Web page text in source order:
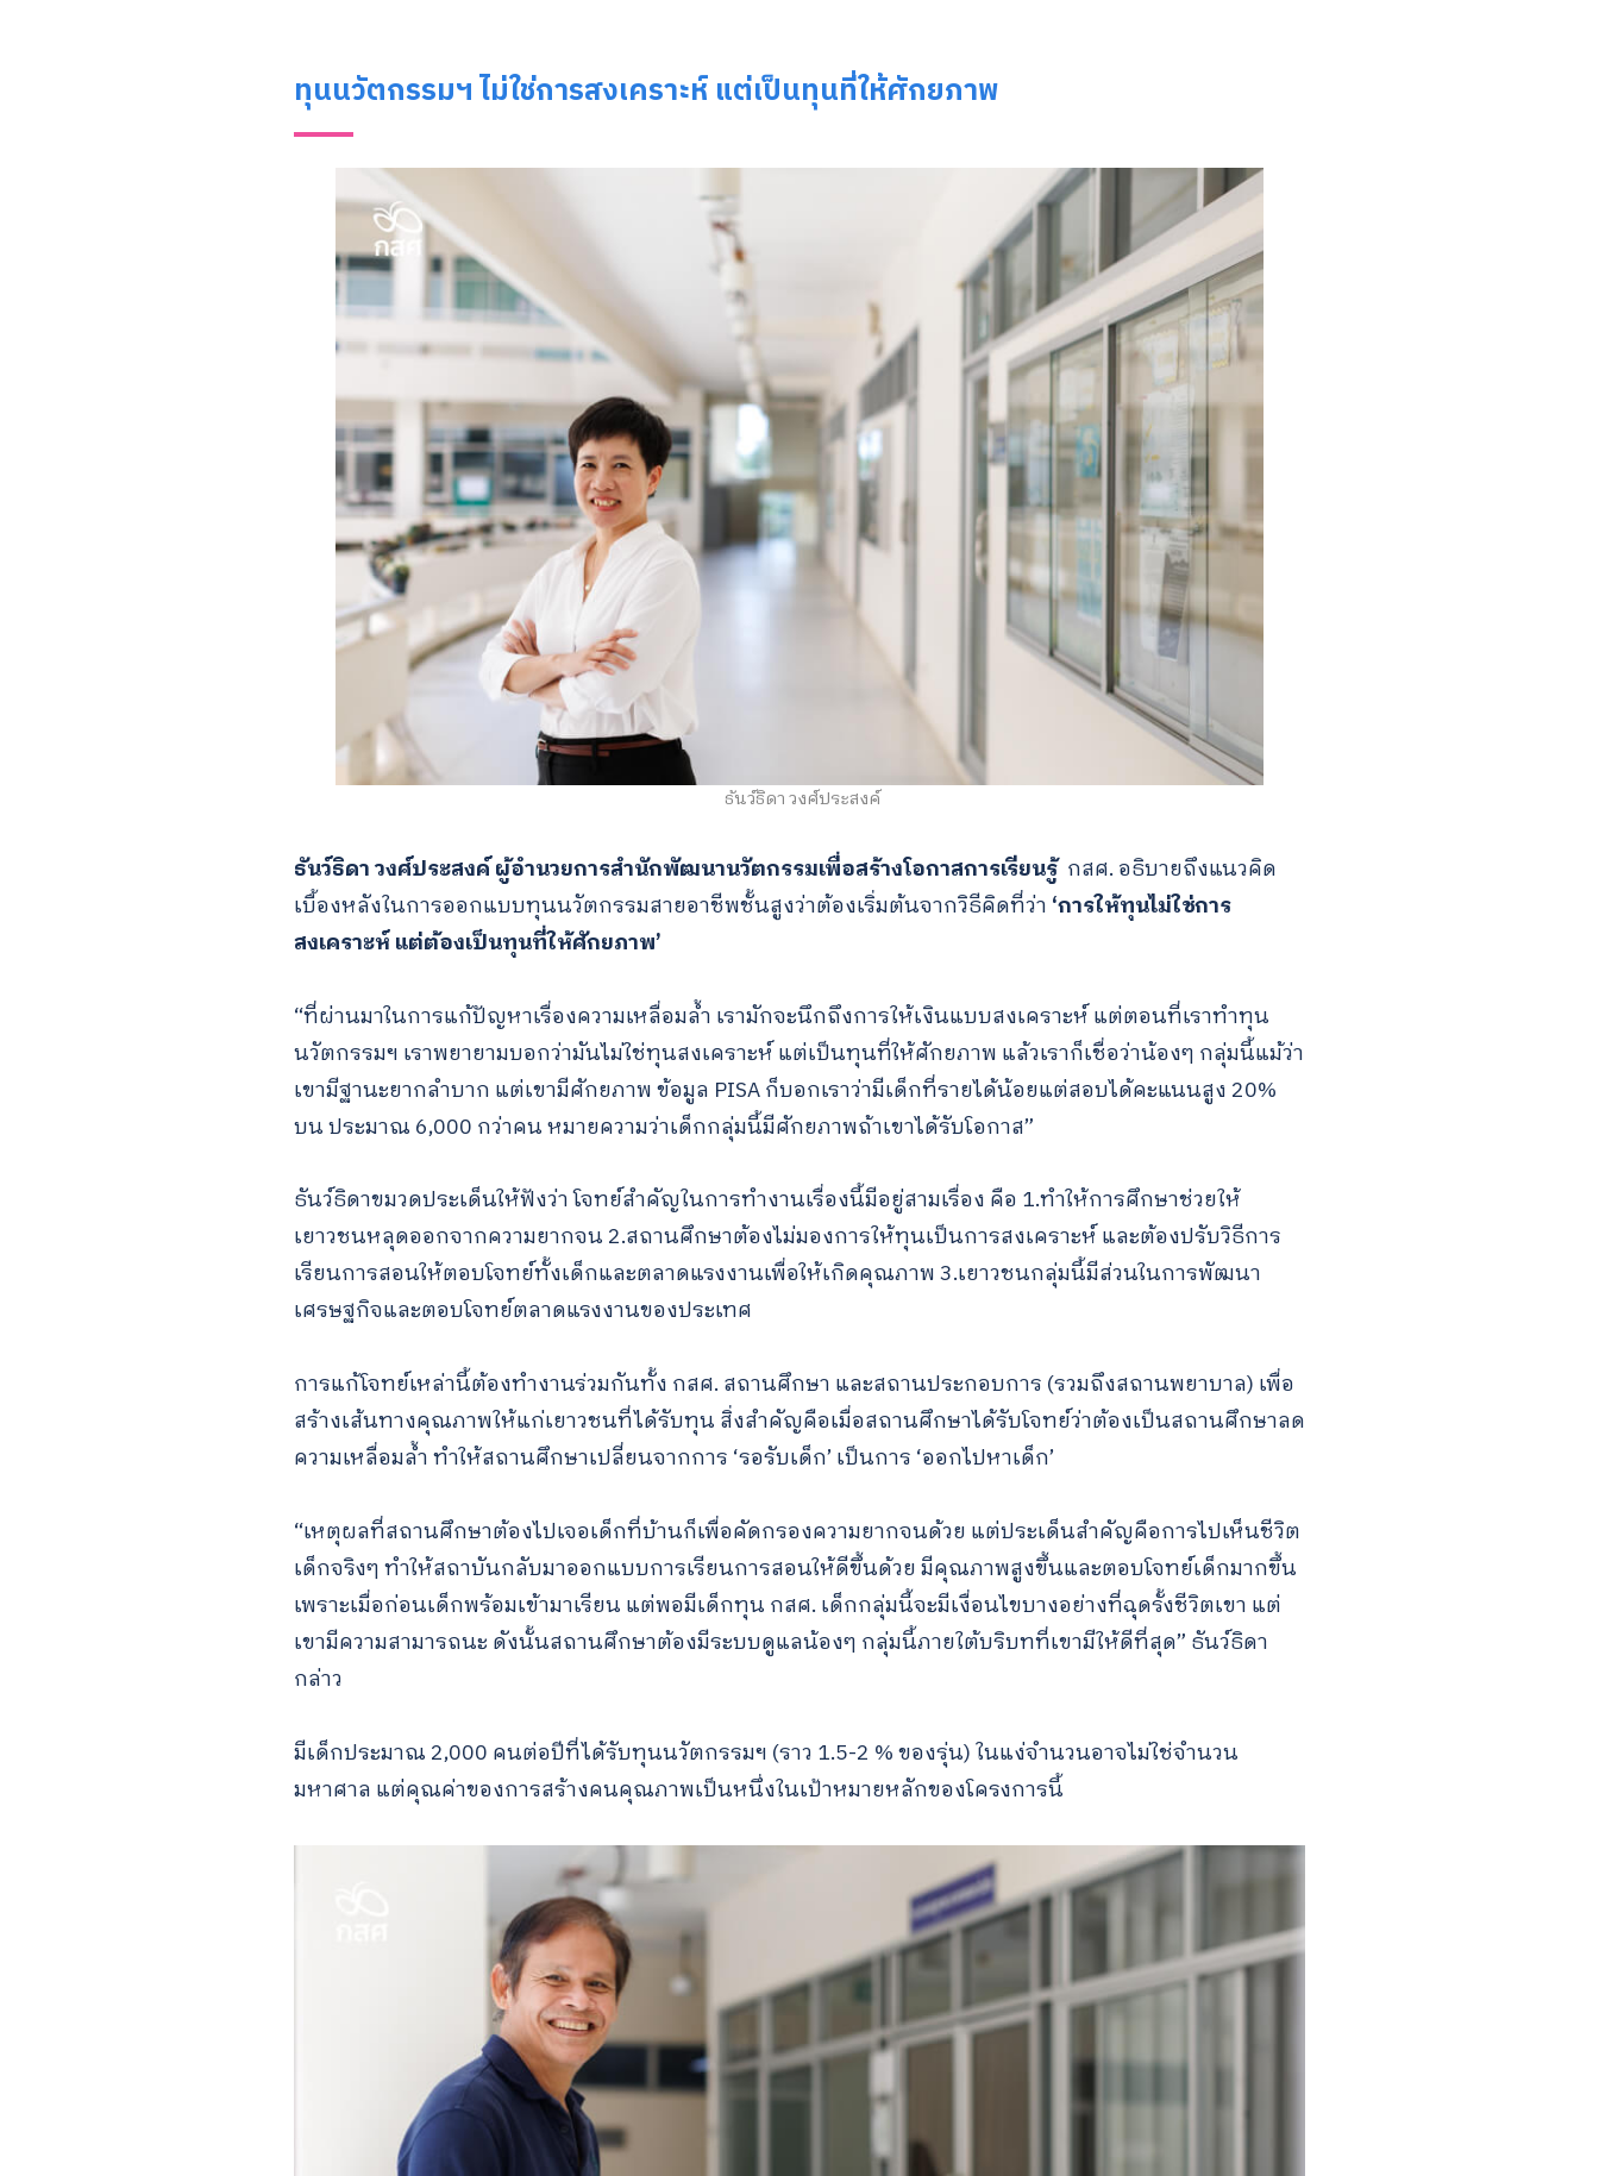
Search
for:
ทุนนวัตกรรมฯ ไม่ใช่การสงเคราะห์ แต่เป็นทุนที่ให้ศักยภาพ
ธันว์ธิดา วงศ์ประสงค์
ธันว์ธิดา วงศ์ประสงค์ ผู้อำนวยการสำนักพัฒนานวัตกรรมเพื่อสร้างโอกาสการเรียนรู้ กสศ. อธิบายถึงแนวคิด
เบื้องหลังในการออกแบบทุนนวัตกรรมสายอาชีพชั้นสูงว่าต้องเริ่มต้นจากวิธีคิดที่ว่า ‘การให้ทุนไม่ใช่การ
สงเคราะห์ แต่ต้องเป็นทุนที่ให้ศักยภาพ’
“ที่ผ่านมาในการแก้ปัญหาเรื่องความเหลื่อมล้ำ เรามักจะนึกถึงการให้เงินแบบสงเคราะห์ แต่ตอนที่เราทำทุน
นวัตกรรมฯ เราพยายามบอกว่ามันไม่ใช่ทุนสงเคราะห์ แต่เป็นทุนที่ให้ศักยภาพ แล้วเราก็เชื่อว่าน้องๆ กลุ่มนี้แม้ว่า
เขามีฐานะยากลำบาก แต่เขามีศักยภาพ ข้อมูล PISA ก็บอกเราว่ามีเด็กที่รายได้น้อยแต่สอบได้คะแนนสูง 20%
บน ประมาณ 6,000 กว่าคน หมายความว่าเด็กกลุ่มนี้มีศักยภาพถ้าเขาได้รับโอกาส”
ธันว์ธิดาขมวดประเด็นให้ฟังว่า โจทย์สำคัญในการทำงานเรื่องนี้มีอยู่สามเรื่อง คือ 1.ทำให้การศึกษาช่วยให้
เยาวชนหลุดออกจากความยากจน 2.สถานศึกษาต้องไม่มองการให้ทุนเป็นการสงเคราะห์ และต้องปรับวิธีการ
เรียนการสอนให้ตอบโจทย์ทั้งเด็กและตลาดแรงงานเพื่อให้เกิดคุณภาพ 3.เยาวชนกลุ่มนี้มีส่วนในการพัฒนา
เศรษฐกิจและตอบโจทย์ตลาดแรงงานของประเทศ
การแก้โจทย์เหล่านี้ต้องทำงานร่วมกันทั้ง กสศ. สถานศึกษา และสถานประกอบการ (รวมถึงสถานพยาบาล) เพื่อ
สร้างเส้นทางคุณภาพให้แก่เยาวชนที่ได้รับทุน สิ่งสำคัญคือเมื่อสถานศึกษาได้รับโจทย์ว่าต้องเป็นสถานศึกษาลด
ความเหลื่อมล้ำ ทำให้สถานศึกษาเปลี่ยนจากการ ‘รอรับเด็ก’ เป็นการ ‘ออกไปหาเด็ก’
“เหตุผลที่สถานศึกษาต้องไปเจอเด็กที่บ้านก็เพื่อคัดกรองความยากจนด้วย แต่ประเด็นสำคัญคือการไปเห็นชีวิต
เด็กจริงๆ ทำให้สถาบันกลับมาออกแบบการเรียนการสอนให้ดีขึ้นด้วย มีคุณภาพสูงขึ้นและตอบโจทย์เด็กมากขึ้น
เพราะเมื่อก่อนเด็กพร้อมเข้ามาเรียน แต่พอมีเด็กทุน กสศ. เด็กกลุ่มนี้จะมีเงื่อนไขบางอย่างที่ฉุดรั้งชีวิตเขา แต่
เขามีความสามารถนะ ดังนั้นสถานศึกษาต้องมีระบบดูแลน้องๆ กลุ่มนี้ภายใต้บริบทที่เขามีให้ดีที่สุด” ธันว์ธิดา
กล่าว
มีเด็กประมาณ 2,000 คนต่อปีที่ได้รับทุนนวัตกรรมฯ (ราว 1.5-2 % ของรุ่น) ในแง่จำนวนอาจไม่ใช่จำนวน
มหาศาล แต่คุณค่าของการสร้างคนคุณภาพเป็นหนึ่งในเป้าหมายหลักของโครงการนี้